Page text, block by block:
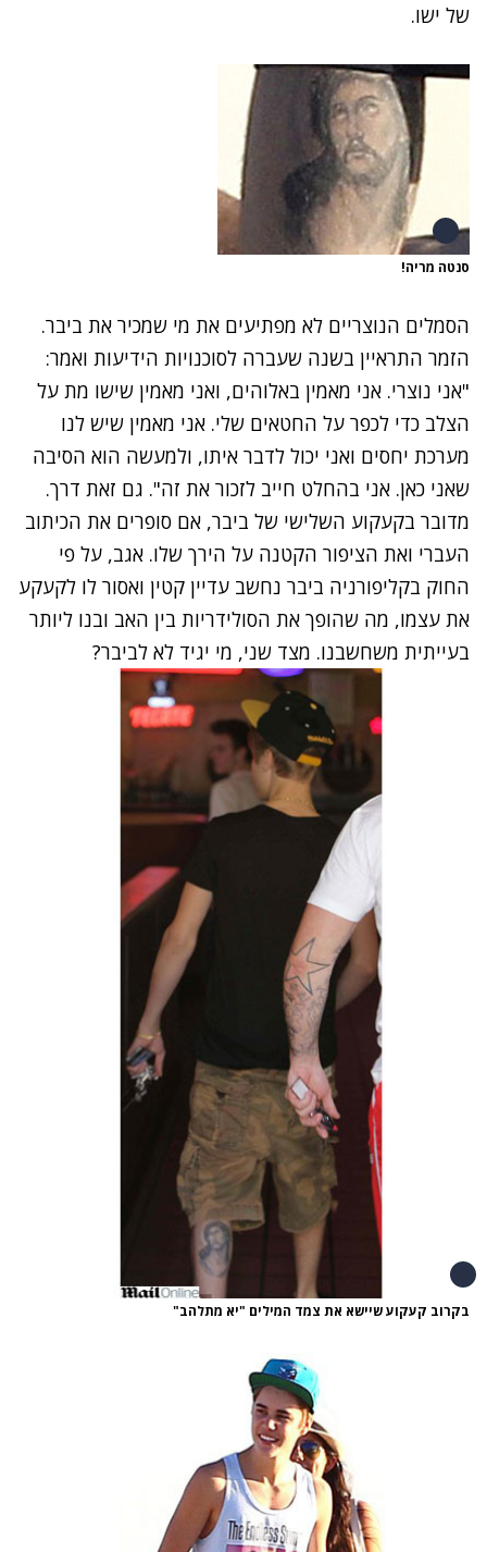
של ישו.
סנטה מריה!
הסמלים הנוצריים לא מפתיעים את מי שמכיר את ביבר.
הזמר התראיין בשנה שעברה לסוכנויות הידיעות ואמר:
"אני נוצרי. אני מאמין באלוהים, ואני מאמין שישו מת על
הצלב כדי לכפר על החטאים שלי. אני מאמין שיש לנו
מערכת יחסים ואני יכול לדבר איתו, ולמעשה הוא הסיבה
שאני כאן. אני בהחלט חייב לזכור את זה". גם זאת דרך.
מדובר בקעקוע השלישי של ביבר, אם סופרים את הכיתוב
העברי ואת הציפור הקטנה על הירך שלו. אגב, על פי
החוק בקליפורניה ביבר נחשב עדיין קטין ואסור לו לקעקע
את עצמו, מה שהופך את הסולידריות בין האב ובנו ליותר
בעייתית משחשבנו. מצד שני, מי יגיד לא לביבר?
בקרוב קעקוע שיישא את צמד המילים "יא מתלהב"